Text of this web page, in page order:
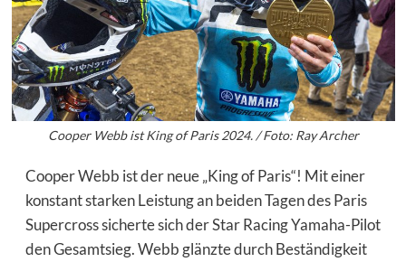
Cooper Webb ist King of Paris 2024. / Foto: Ray Archer
Cooper Webb ist der neue „King of Paris“! Mit einer
konstant starken Leistung an beiden Tagen des Paris
Supercross sicherte sich der Star Racing Yamaha-Pilot
den Gesamtsieg. Webb glänzte durch Beständigkeit